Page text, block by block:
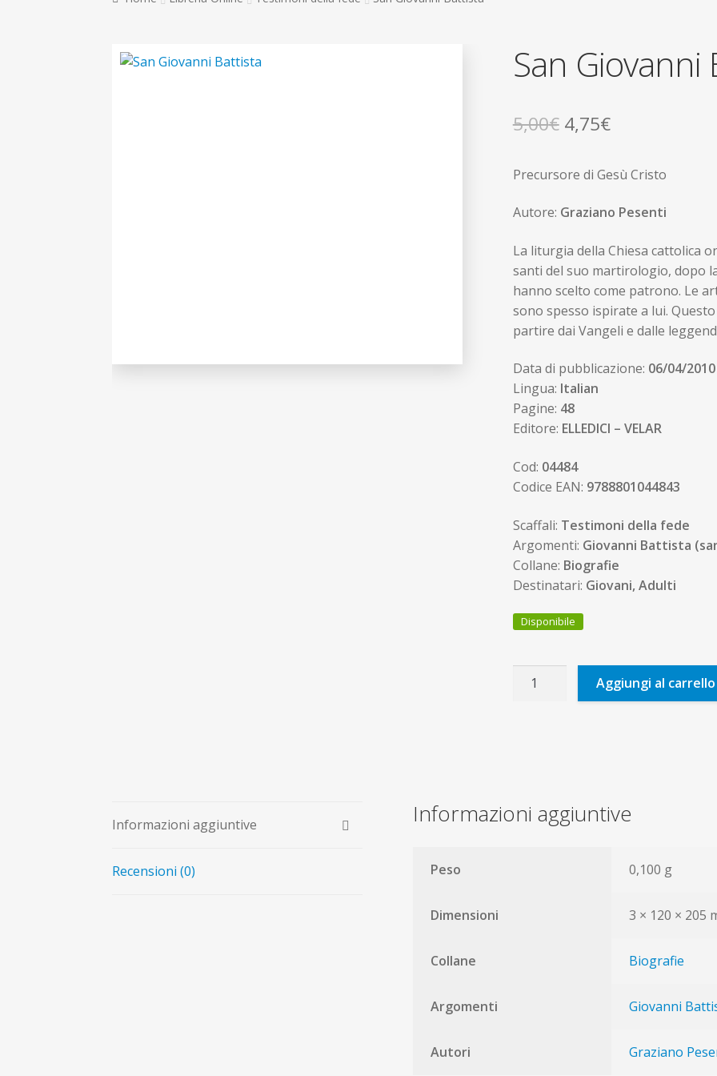
San Giovanni
5,00€ Il
originale
era:
4,75€Il
attuale
è:
Precursore di Gesù Cristo
Autore: Graziano Pesenti
La liturgia della Chiesa cattolica
santi del suo martirologio, dopo
hanno scelto come patrono. Le
sono spesso ispirate a lui.
partire dai Vangeli e dalle
Data di pubblicazione: 06/04/2010
Lingua: Italian
Pagine: 48
Editore: ELLEDICI – VELAR
Cod: 04484
Codice EAN: 9788801044843
Scaffali: Testimoni della fede
Argomenti: Giovanni Battista
Collane: Biografie
Destinatari: Giovani, Adulti
Disponibile
San
Aggiungi al carrello
Informazioni aggiuntive
Recensioni (0)
Informazioni aggiuntive
Peso 0,100 g
Dimensioni 3 × 120 × 205
Collane Biografie
Argomenti Giovanni
Autori Graziano